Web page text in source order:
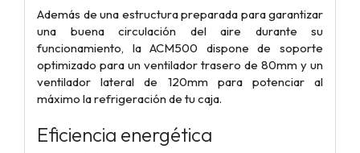
Además de una estructura preparada para garantizar
una buena circulación del aire durante su
funcionamiento, la ACM500 dispone de soporte
optimizado para un ventilador trasero de 80mm y un
ventilador lateral de 120mm para potenciar al
máximo la refrigeración de tu caja.
Eficiencia energética